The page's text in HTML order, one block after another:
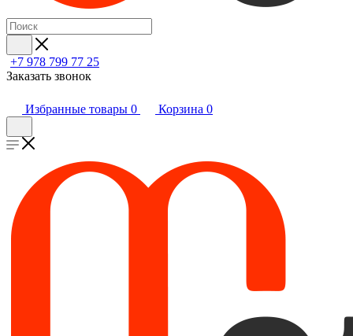
+7 978 799 77 25
Заказать звонок
Избранные товары 0 Корзина 0